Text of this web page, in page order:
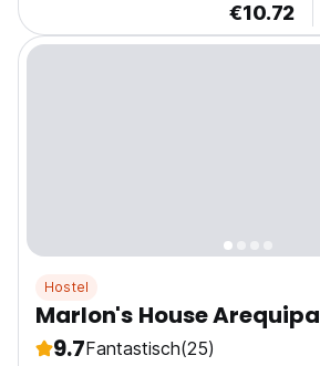
€10.72
Hostel
Marlon's House Arequipa
9.7Fantastisch(25)